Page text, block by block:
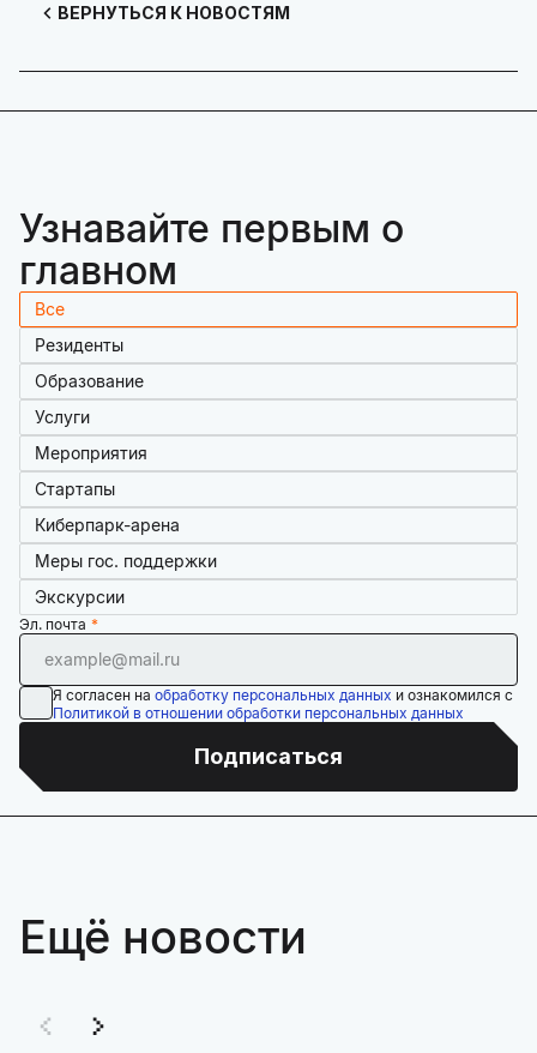
ВЕРНУТЬСЯ К НОВОСТЯМ
Узнавайте первым о
главном
Все
Резиденты
Образование
Услуги
Мероприятия
Стартапы
Киберпарк-арена
Меры гос. поддержки
Экскурсии
Эл. почта
Я согласен на обработку персональных данных и ознакомился с
Политикой в отношении обработки персональных данных
Подписаться
Ещё новости